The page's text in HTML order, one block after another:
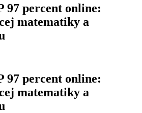
97 percent online:
matematiky a
97 percent online:
matematiky a